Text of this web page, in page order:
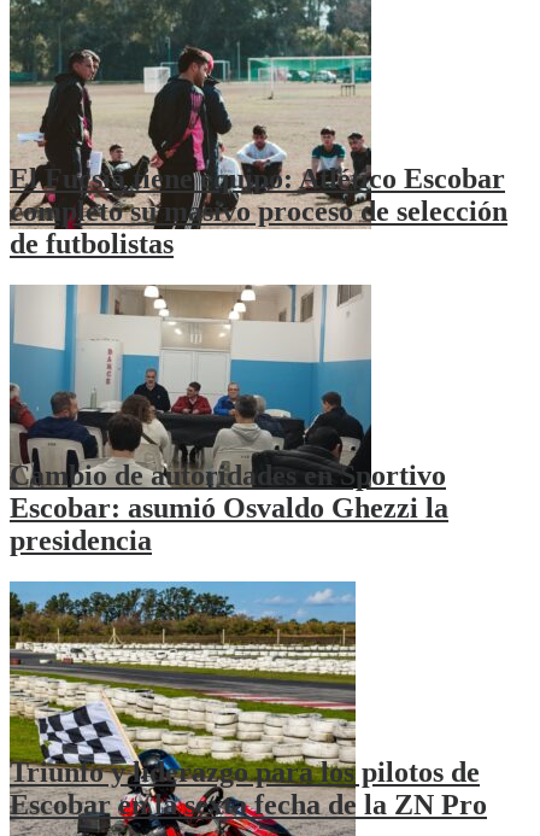
El Fucsia tiene equipo: Atlético Escobar
completó su masivo proceso de selección
de futbolistas
Cambio de autoridades en Sportivo
Escobar: asumió Osvaldo Ghezzi la
presidencia
Triunfo y liderazgo para los pilotos de
Escobar en la sexta fecha de la ZN Pro